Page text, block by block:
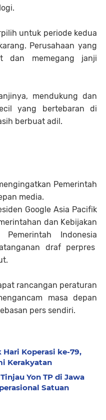
untuk periode kedua
Perusahaan yang
dan memegang janji
mendukung dan
yang bertebaran di
berbuat adil.
Pemerintah
media.
Google Asia Pacifik
dan Kebijakan
Indonesia
draf perpres
rancangan peraturan
masa depan
pers sendiri.
Koperasi ke-79,
Kerakyatan
Yon TP di Jawa
Satuan